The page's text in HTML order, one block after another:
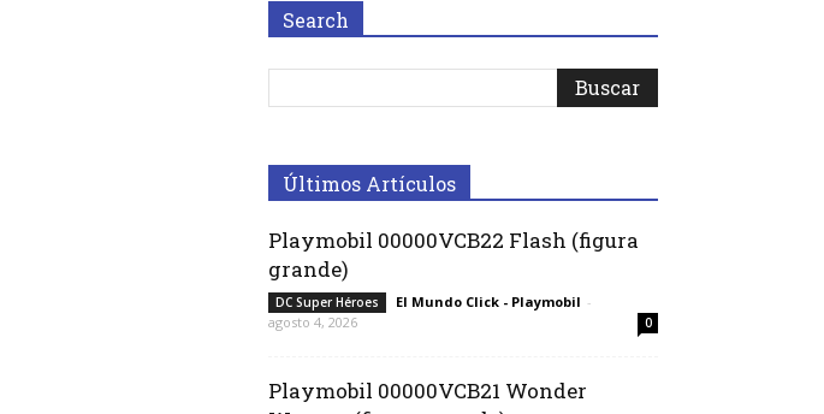
Search
Últimos Artículos
Playmobil 00000VCB22 Flash (figura
grande)
DC Super Héroes El Mundo Click - Playmobil -
agosto 4, 2026
0
Playmobil 00000VCB21 Wonder